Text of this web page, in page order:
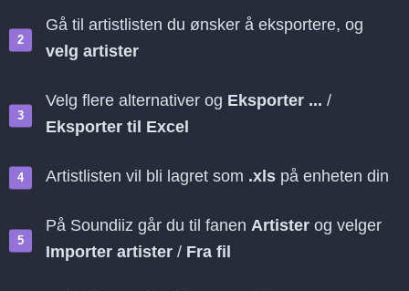
Gå til artistlisten du ønsker å eksportere, og
velg artister
Velg flere alternativer og Eksporter ... /
Eksporter til Excel
Artistlisten vil bli lagret som .xls på enheten din
På Soundiiz går du til fanen Artister og velger
Importer artister / Fra fil